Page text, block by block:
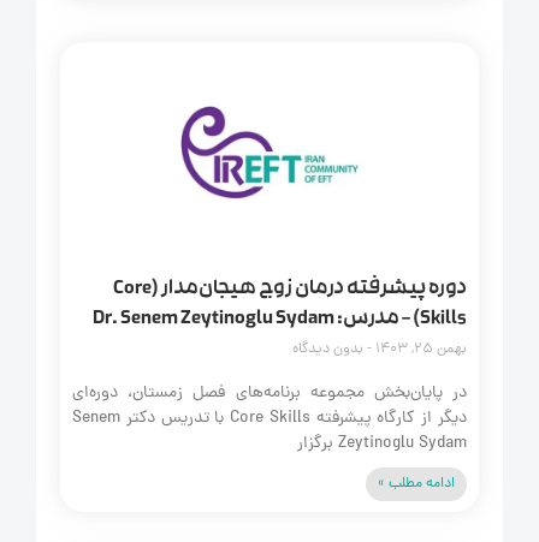
دوره پیشرفته درمان زوج هیجان‌مدار (Core
بدون دیدگاه
در پایان‌بخش مجموعه برنامه‌های فصل زمستان، دوره‌ای
دیگر از کارگاه پیشرفته Core Skills با تدریس دکتر Senem
Zeytinoglu Sydam برگزار
ادامه مطلب »